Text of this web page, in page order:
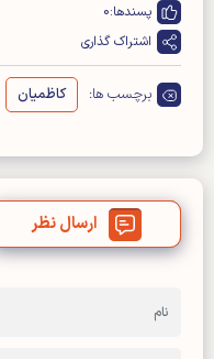
پسندها:0
اشتراک گذاری
برچسب ها: کاظمیان
ارسال نظر